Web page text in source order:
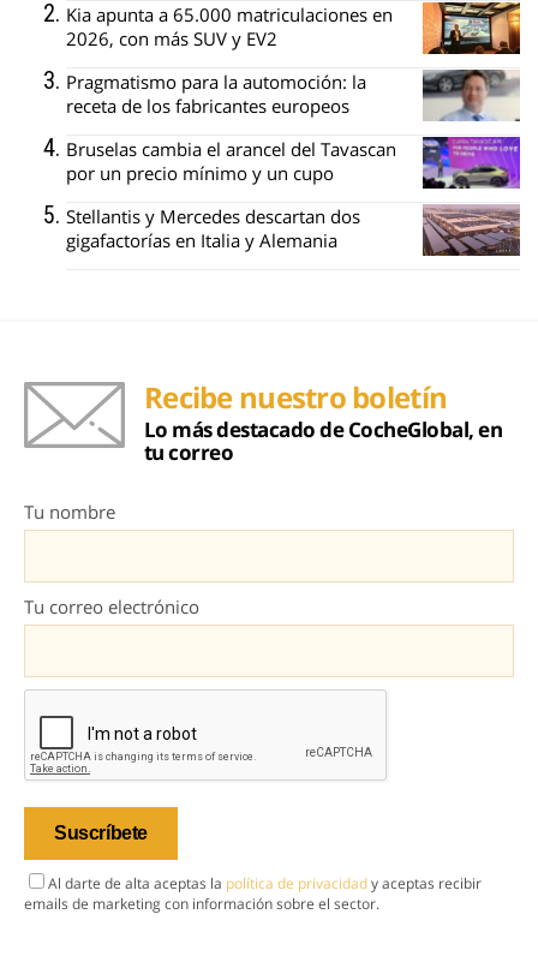
Kia apunta a 65.000 matriculaciones en
2026, con más SUV y EV2
Pragmatismo para la automoción: la
receta de los fabricantes europeos
Bruselas cambia el arancel del Tavascan
por un precio mínimo y un cupo
Stellantis y Mercedes descartan dos
gigafactorías en Italia y Alemania
Recibe nuestro boletín
Lo más destacado de CocheGlobal, en
tu correo
Tu nombre
Tu correo electrónico
Al darte de alta aceptas la política de privacidady aceptas recibir
emails de marketing con información sobre el sector.